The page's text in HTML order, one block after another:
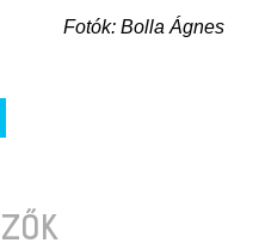
Fotók: Bolla Ágnes